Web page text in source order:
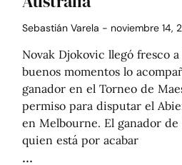
Sebastián Varela noviembre 14,
Novak Djokovic llegó fresco
buenos momentos lo
ganador en el Torneo de
permiso para disputar el
en Melbourne. El ganador de
quien está por acabar